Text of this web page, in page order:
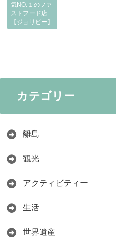
気NO.１のファ
ストフード店
【ジョリビー】
カテゴリー
離島
観光
アクティビティー
生活
世界遺産